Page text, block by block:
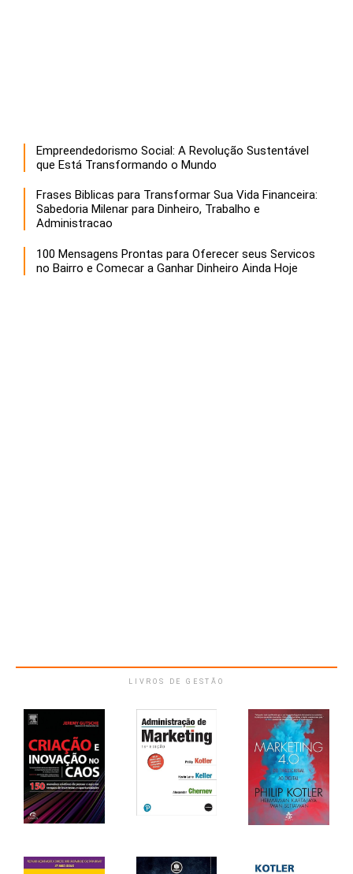
Empreendedorismo Social: A Revolução Sustentável
que Está Transformando o Mundo
Frases Biblicas para Transformar Sua Vida Financeira:
Sabedoria Milenar para Dinheiro, Trabalho e
Administracao
100 Mensagens Prontas para Oferecer seus Servicos
no Bairro e Comecar a Ganhar Dinheiro Ainda Hoje
LIVROS DE GESTÃO